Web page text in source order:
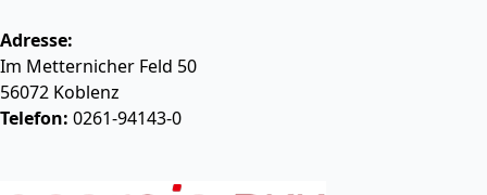
Adresse:
Im Metternicher Feld 50
56072 Koblenz
Telefon: 0261-94143-0